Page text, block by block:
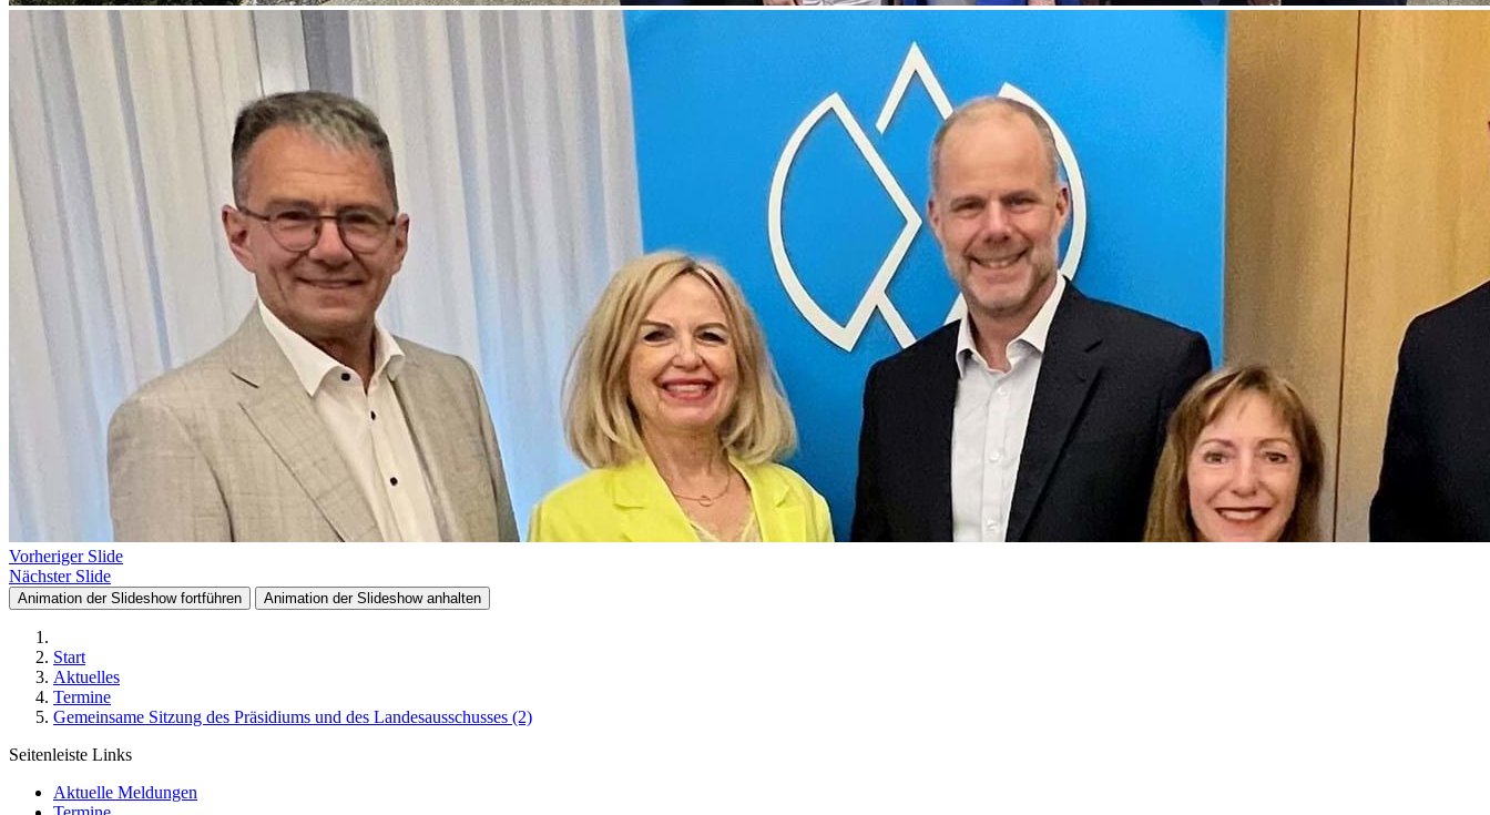
Vorheriger Slide
Nächster Slide
Animation der Slideshow fortführen Animation der Slideshow anhalten
Start
Aktuelles
Termine
Gemeinsame Sitzung des Präsidiums und des Landesausschusses (2)
Seitenleiste Links
Aktuelle Meldungen